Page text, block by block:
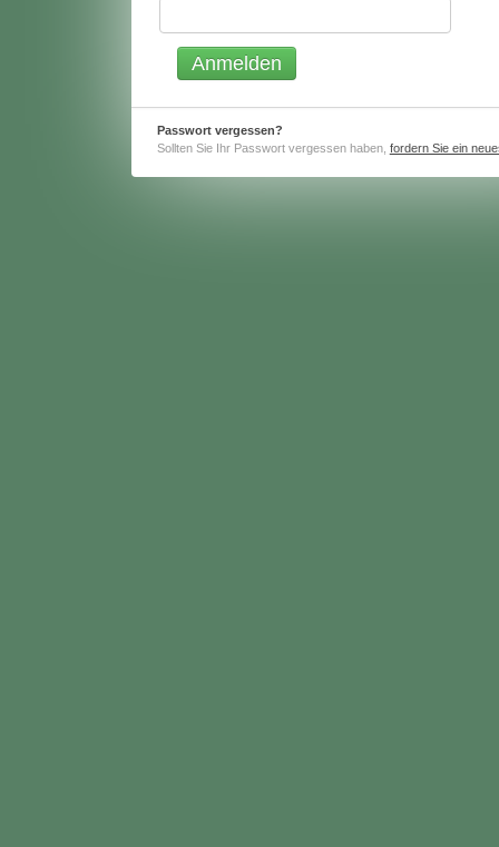
Passwort vergessen?
Sollten Sie Ihr Passwort vergessen haben, fordern Sie ein